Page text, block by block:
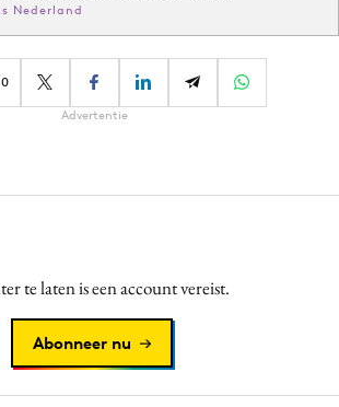
Nederland
0
Advertentie
te laten is een account vereist.
Abonneer nu